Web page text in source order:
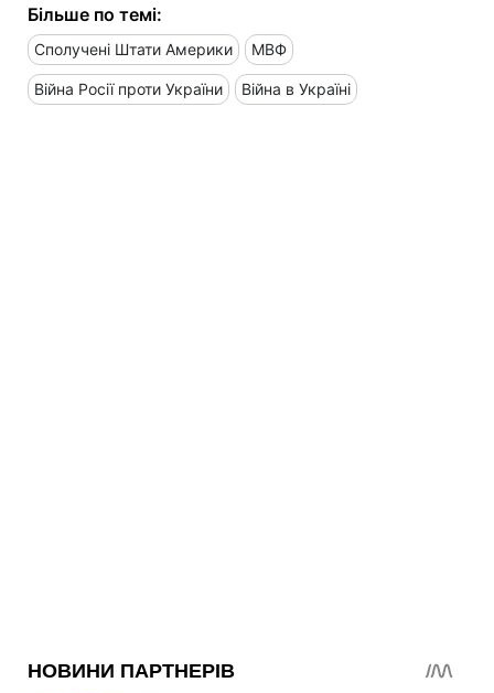
Більше по темі:
Сполучені Штати Америки МВФ
Війна Росії проти України Війна в Україні